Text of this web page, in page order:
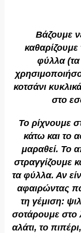
Βάζουμε
φύλλα (τα
κοτσάνι
στο
Το ρίχνουμε
κάτω και το
μαραθεί. Το
στραγγίζουμε
τα φύλλα. Αν
αφαιρώντας
τη γέμιση:
σοτάρουμε στο
αλάτι, το